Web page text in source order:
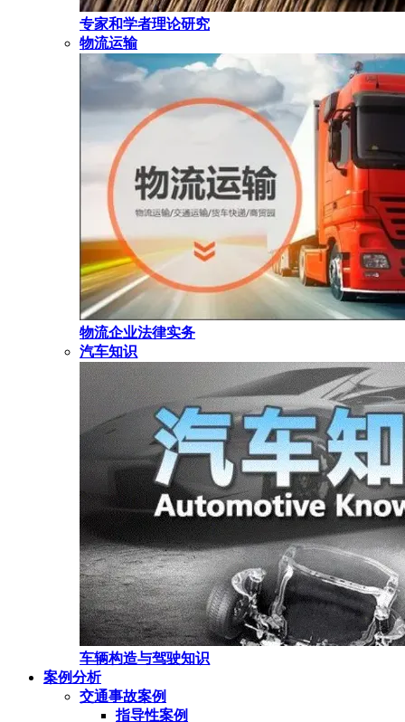
专家和学者理论研究
物流运输
物流企业法律实务
汽车知识
车辆构造与驾驶知识
案例分析
交通事故案例
指导性案例